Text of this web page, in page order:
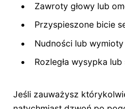
Zawroty głowy lub
Przyspieszone bicie
Nudności lub wymioty
Rozległa wysypka
Jeśli zauważysz